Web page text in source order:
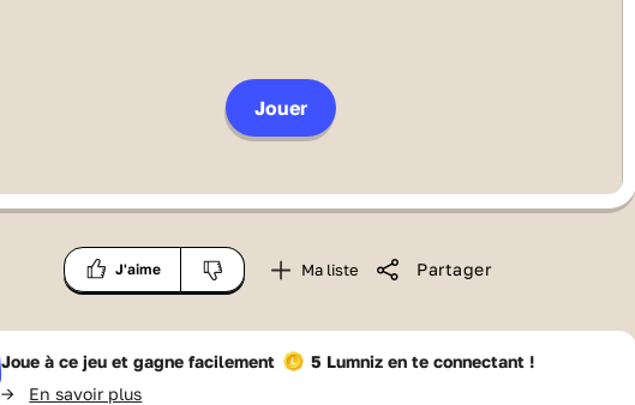
Jouer
J'aime Ma liste Partager
Joue à ce jeu et gagne facilement 5 Lumnizen te connectant !
-> En savoir plus